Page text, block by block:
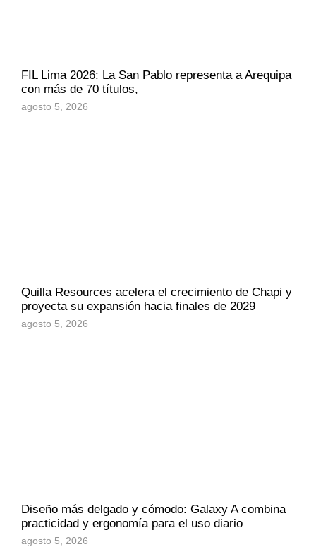
FIL Lima 2026: La San Pablo representa a Arequipa
con más de 70 títulos,
agosto 5, 2026
Quilla Resources acelera el crecimiento de Chapi y
proyecta su expansión hacia finales de 2029
agosto 5, 2026
Diseño más delgado y cómodo: Galaxy A combina
practicidad y ergonomía para el uso diario
agosto 5, 2026